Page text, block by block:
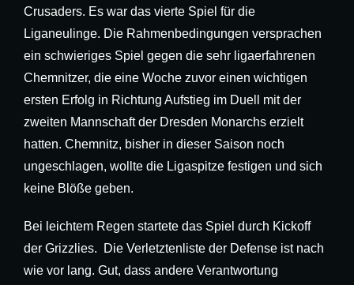
Crusaders. Es war das vierte Spiel für die
Liganeulinge. Die Rahmenbedingungen versprachen
ein schwieriges Spiel gegen die sehr ligaerfahrenen
Chemnitzer, die eine Woche zuvor einen wichtigen
ersten Erfolg in Richtung Aufstieg im Duell mit der
zweiten Mannschaft der Dresden Monarchs erzielt
hatten. Chemnitz, bisher in dieser Saison noch
ungeschlagen, wollte die Ligaspitze festigen und sich
keine Blöße geben.
Bei leichtem Regen startete das Spiel durch Kickoff
der Grizzlies. Die Verletztenliste der Defense ist nach
wie vor lang. Gut, dass andere Verantwortung